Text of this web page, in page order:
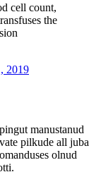
cell count,
the
2019
manustanud
pilkude all juba
olnud